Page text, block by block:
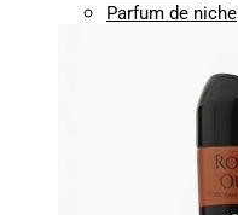
Parfum de niche